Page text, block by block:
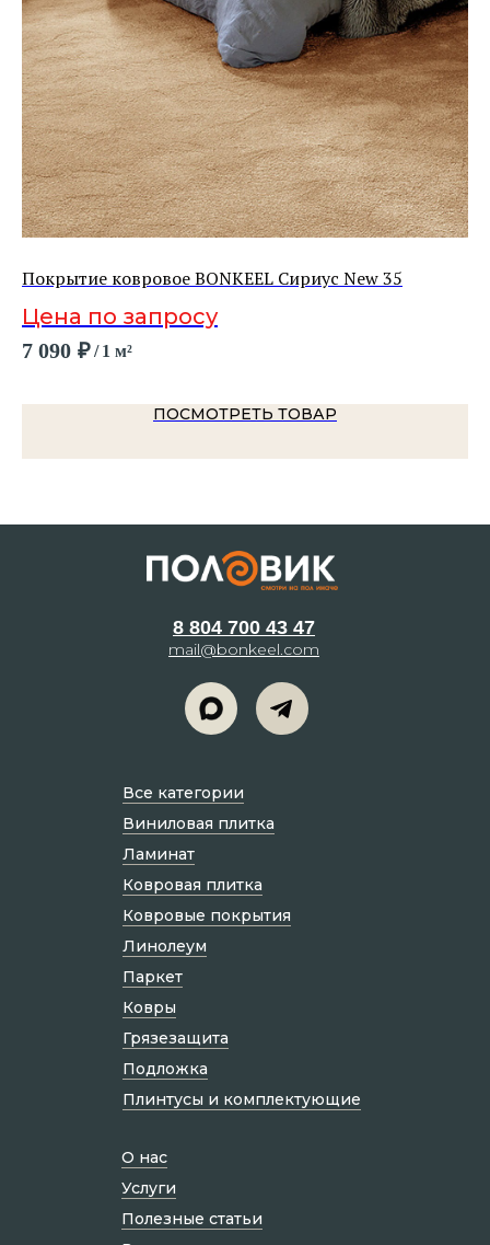
Покрытие ковровое BONKEEL Сириус New 35
Цена по запросу
7 090 ₽/ 1 м²
ПОСМОТРЕТЬ ТОВАР
8 804 700 43 47
mail@bonkeel.com
О нас
Услуги
Полезные статьи
Все категории
Виниловая плитка
Ламинат
Ковровая плитка
Ковровые покрытия
Линолеум
Паркет
Ковры
Грязезащита
Подложка
Плинтусы и комплектующие